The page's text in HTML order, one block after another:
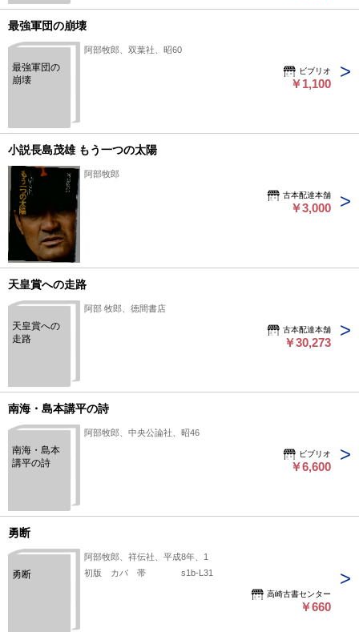
最強軍団の崩壊
最強軍団の
崩壊
阿部牧郎、双葉社、昭60
ビブリオ
￥1,100
小説長島茂雄 もう一つの太陽
阿部牧郎
古本配達本舗
￥3,000
天皇賞への走路
天皇賞への
走路
阿部 牧郎、徳間書店
古本配達本舗
￥30,273
南海・島本講平の詩
南海・島本
講平の詩
阿部牧郎、中央公論社、昭46
ビブリオ
￥6,600
勇断
勇断
阿部牧郎、祥伝社、平成8年、1
初版 カバ 帯 s1b-L31
高崎古書センター
￥660